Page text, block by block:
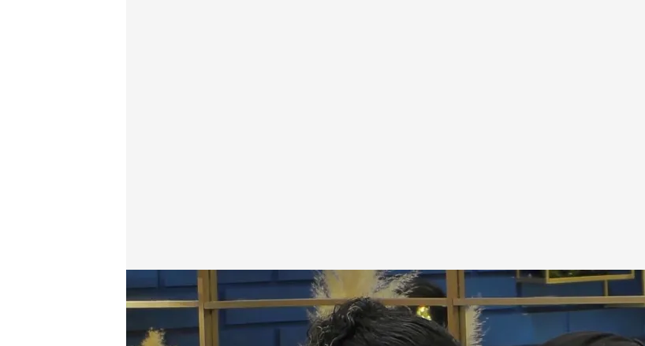
La decepción de un soltero ante el beso de su cita cuatro.com
First Dates
03 DIC 2025 - 22:55h.